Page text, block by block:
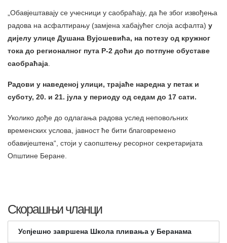
„Обавјештавају се учесници у саобраћају, да ће због извођења
радова на асфалтирању (замјена хабајућег слоја асфалта) у
дијелу улице Душана Вујошевића, на потезу од кружног
тока до регионалног пута Р-2 доћи до потпуне обуставе
саобраћаја
Радови у наведеној улици, трајаће наредна у петак и
суботу, 20. и 21. јула у периоду од седам до 17 сати.
Уколико дође до одлагања радова услед неповољних
временских услова, јавност ће бити благовремено
обавијештена“, стоји у саопштењу ресорног секретаријата
Општине Беране.
Скорашњи чланци
Успјешно завршена Школа пливања у Беранама